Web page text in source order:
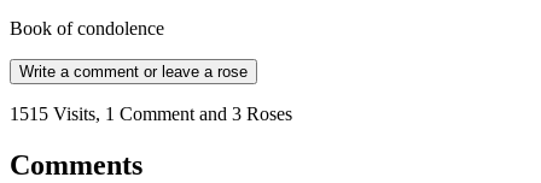
Book of condolence
Write a comment or leave a rose
1515 Visits, 1 Comment and 3 Roses
Comments